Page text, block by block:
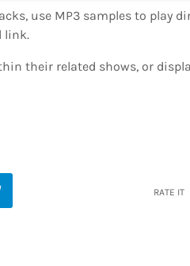
use MP3 samples to play
link.
their related shows, or
RATE IT